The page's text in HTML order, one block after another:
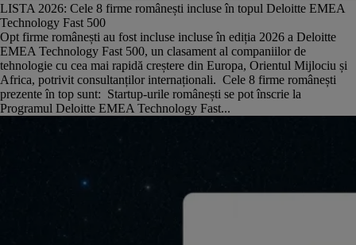
LISTA 2026: Cele 8 firme românești incluse în topul Deloitte EMEA
Technology Fast 500
Opt firme românești au fost incluse incluse în ediția 2026 a Deloitte
EMEA Technology Fast 500, un clasament al companiilor de
tehnologie cu cea mai rapidă creștere din Europa, Orientul Mijlociu și
Africa, potrivit consultanților internaționali. Cele 8 firme românești
prezente în top sunt: Startup-urile românești se pot înscrie la
Programul Deloitte EMEA Technology Fast...